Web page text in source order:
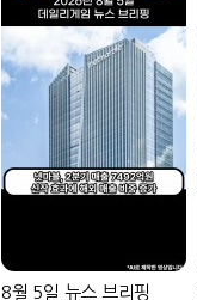
8월 5일 뉴스 브리핑